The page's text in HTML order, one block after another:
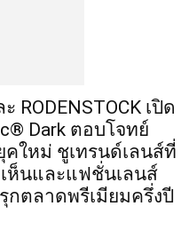
RODENSTOCK เปิด
Dark ตอบโจทย์
ใหม่ ชูเทรนด์เลนส์ที่
ห็นและแฟชั่นเลนส์
กตลาดพรีเมียมครึ่งปี